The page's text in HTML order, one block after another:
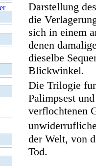
Darstellung
die
sich in einem
denen
dieselbe
Blickwinkel.
Die Trilogie
Palimpsest
verflochtenen
der Welt, von
Tod.